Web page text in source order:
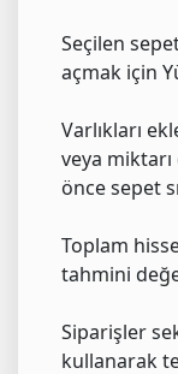
Seçilen
açmak için
Varlıkları
veya
önce sepet
Toplam
tahmini
Siparişler
kullanarak